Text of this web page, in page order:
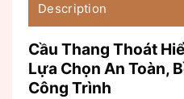
Description
Cầu Thang Thoát
Lựa Chọn An Toàn,
Công Trình